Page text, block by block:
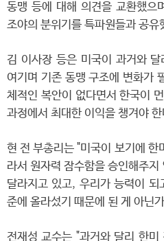
동맹 등에 대해 의견을 교환했으
조야의 분위기를 특파원들과 공유
김 이사장 등은 미국이 과거와
여기며 기존 동맹 구조에 변화가
체적인 복안이 없다면서 한국이
과정에서 최대한 이익을 챙겨야
현 전 부총리는 "미국이 보기에 한
라서 원자력 잠수함을 승인해주
달라지고 있고, 우리가 능력이
준에 올라섰기 때문에 된 게 아닌
전재성 교수는 "과거와 달리 한